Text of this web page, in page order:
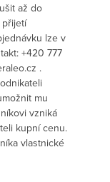
až do
lze v
+420 777
.
mu
vzniká
kupní cenu.
vlastnické